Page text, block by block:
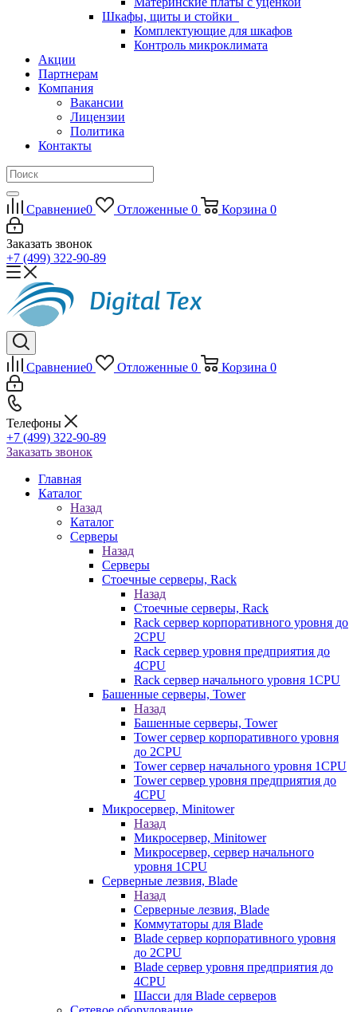
Шкафы, щиты и стойки
Комплектующие для шкафов
Контроль микроклимата
Акции
Партнерам
Компания
Вакансии
Лицензии
Политика
Контакты
Сравнение0 Отложенные 0 Корзина 0
Заказать звонок
+7 (499) 322-90-89
Сравнение0 Отложенные 0 Корзина 0
Телефоны
+7 (499) 322-90-89
Заказать звонок
Главная
Каталог
Назад
Каталог
Серверы
Назад
Серверы
Стоечные серверы, Rack
Назад
Стоечные серверы, Rack
Rack сервер корпоративного уровня до
2CPU
Rack сервер уровня предприятия до
4CPU
Rack сервер начального уровня 1CPU
Башенные серверы, Tower
Назад
Башенные серверы, Tower
Tower сервер корпоративного уровня
до 2CPU
Tower сервер начального уровня 1CPU
Tower сервер уровня предприятия до
4CPU
Микросервер, Minitower
Назад
Микросервер, Minitower
Микросервер, сервер начального
уровня 1CPU
Серверные лезвия, Blade
Назад
Серверные лезвия, Blade
Коммутаторы для Blade
Blade сервер корпоративного уровня
до 2CPU
Blade сервер уровня предприятия до
4CPU
Шасси для Blade серверов